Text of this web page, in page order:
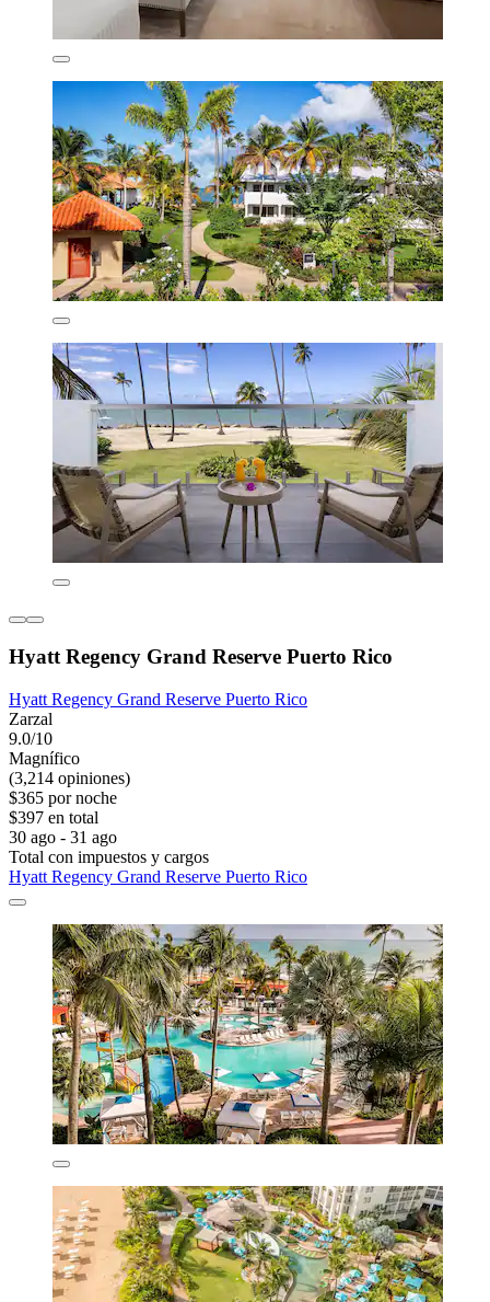
Hyatt Regency Grand Reserve Puerto Rico
Hyatt Regency Grand Reserve Puerto Rico
Zarzal
9.0/10
Magnífico
(3,214 opiniones)
$365 por noche
$397 en total
30 ago - 31 ago
Total con impuestos y cargos
Hyatt Regency Grand Reserve Puerto Rico